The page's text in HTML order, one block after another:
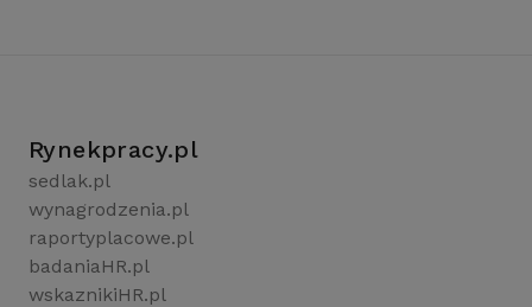
Rynekpracy.pl
sedlak.pl
wynagrodzenia.pl
raportyplacowe.pl
badaniaHR.pl
wskaznikiHR.pl